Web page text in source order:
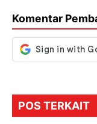
k
er
Komentar
POS TERKAIT